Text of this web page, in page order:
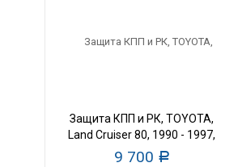
Защита КПП и РК, TOYOTA,
Land Cruiser 80, 1990 - 1997,
4,2 D, АМг
9 700 Р